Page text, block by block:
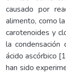
causado por
alimento, como
carotenoides y
la
ácido ascórbico
han sido